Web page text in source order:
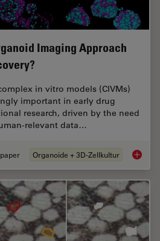
Imaging Approach
in vitro models (CIVMs)
important in early drug
research, driven by the need
relevant data…
Organoide + 3D-Zellkultur